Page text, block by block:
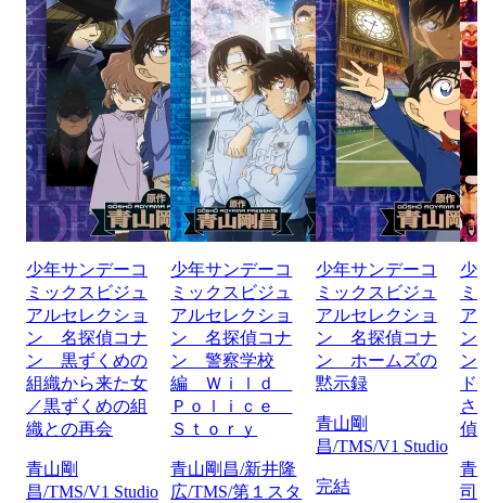
少年サンデーコ
ミックスビジュ
アルセレクショ
ン 名探偵コナ
ン 黒ずくめの
組織から来た女
／黒ずくめの組
織との再会
青山剛
昌/TMS/V1 Studio
少年サンデーコ
ミックスビジュ
アルセレクショ
ン 名探偵コナ
ン 警察学校
編 Ｗｉｌｄ
Ｐｏｌｉｃｅ
Ｓｔｏｒｙ
青山剛昌/新井隆
広/TMS/第１スタ
少年サンデーコ
ミックスビジュ
アルセレクショ
ン 名探偵コナ
ン ホームズの
黙示録
青山剛
昌/TMS/V1 Studio
完結
少
ミ
ア
ン
ン
さ
偵
青
司/